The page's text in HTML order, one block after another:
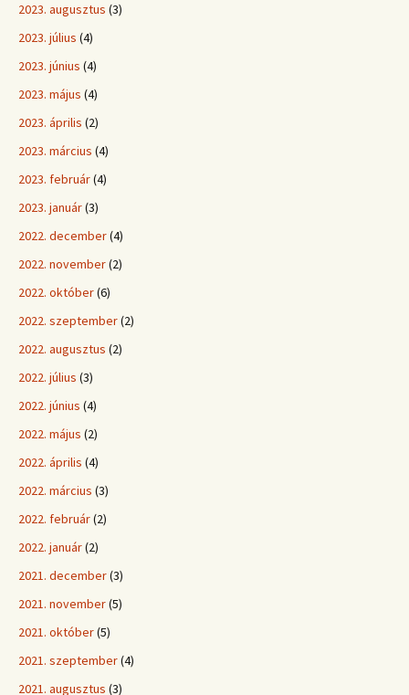
2023. augusztus (3)
2023. július (4)
2023. június (4)
2023. május (4)
2023. április (2)
2023. március (4)
2023. február(4)
2023. január(3)
2022. december(4)
2022. november(2)
2022. október(6)
2022. szeptember(2)
2022. augusztus (2)
2022. július (3)
2022. június (4)
2022. május (2)
2022. április (4)
2022. március (3)
2022. február(2)
2022. január(2)
2021. december(3)
2021. november(5)
2021. október(5)
2021. szeptember(4)
2021. augusztus (3)